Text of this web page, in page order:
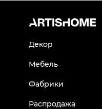
Декор
Мебель
Фабрики
Распродажа